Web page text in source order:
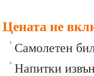
Цената не
Самолетен
Напитки